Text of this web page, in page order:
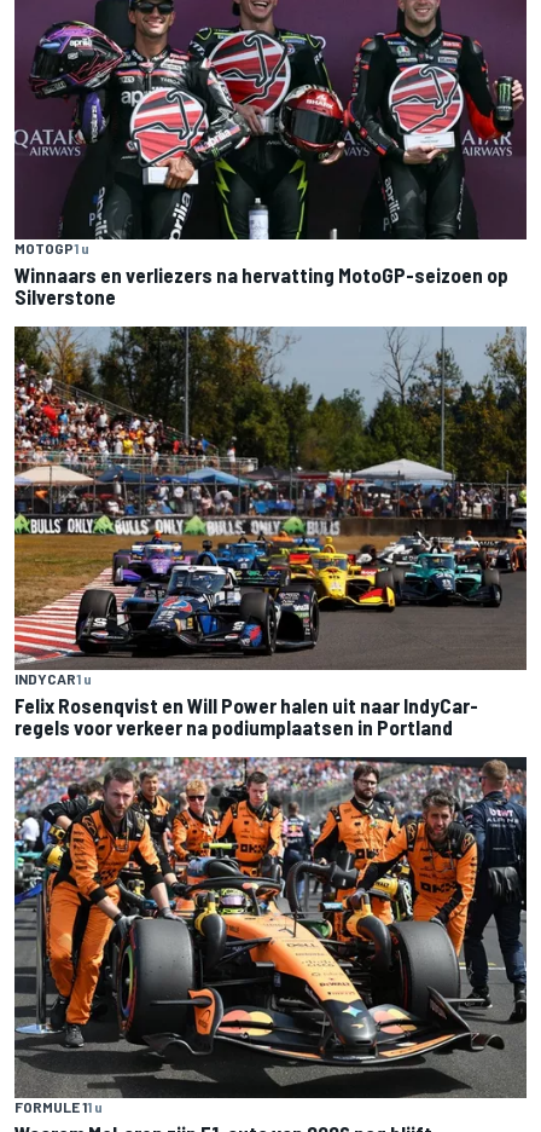
MOTOGP1 u
Winnaars en verliezers na hervatting MotoGP-seizoen op
Silverstone
INDYCAR1 u
Felix Rosenqvist en Will Power halen uit naar IndyCar-
regels voor verkeer na podiumplaatsen in Portland
FORMULE 11 u